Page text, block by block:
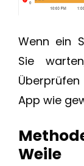
Wenn ein
Sie
App wie
Weile